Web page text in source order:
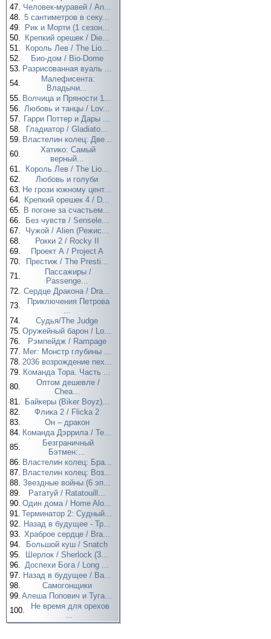
47. Человек-муравей / An...
48. 5 сантиметров в секу...
49.
Рик и Морти (1 сезон...
50.
Крепкий орешек / Die...
51.
Король Лев / The Lio...
52.
Био-дом / Bio-Dome
53. Разрисованная вуаль ...
54.
Малефисента:
Владычи...
55. Волчица и Пряности 1...
56. Любовь и танцы / Lov...
57. Гарри Поттер и Дары ...
58.
Гладиатор / Gladiato...
59. Властелин колец: Две...
60.
Хатико: Самый
верный...
61.
Король Лев / The Lio...
62.
Любовь и голуби
63. Не грози южному цент...
64. Крепкий орешек 4 / D...
65. В погоне за счастьем...
66.
Без чувств / Sensele...
67.
Чужой / Alien (Режис...
68.
Рокки 2 / Rocky II
69.
Проект А / Project A
70.
Престиж / The Presti...
71.
Пассажиры /
Passenge...
72. Сердце Дракона / Dra...
73.
Приключения Петрова
...
74.
Судья/The Judge
75. Оружейный барон / Lo...
76.
Рэмпейдж / Rampage
77. Мег: Монстр глубины ...
78. 2036 возрождение nex...
79. Команда Тора. Часть ...
80.
Оптом дешевле /
Chea...
81.
Байкеры (Biker Boyz)...
82.
Флика 2 / Flicka 2
83.
Он – дракон
84. Команда Дэррила / Te...
85.
Безграничный
Бэтмен:...
86. Властелин колец: Бра...
87. Властелин колец: Воз...
88. Звездные войны (6 эп...
89.
Рататуй / Ratatouill...
90. Один дома / Home Alo...
91. Терминатор 2: Судный...
92. Назад в будущее - Тр...
93. Храброе сердце / Bra...
94.
Большой куш / Snatch
95.
Шерлок / Sherlock (3...
96. Доспехи Бога / Long ...
97. Назад в будущее / Ba...
98.
Самогонщики
99. Алеша Попович и Туга...
100.
Не время для орехов
...